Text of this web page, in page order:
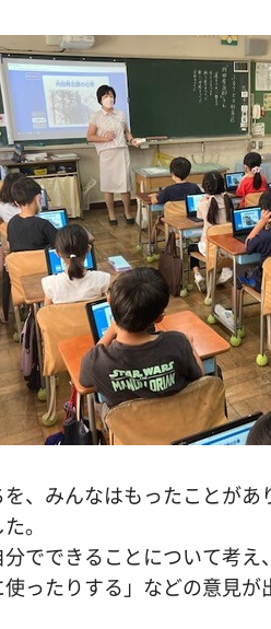
、みんなはもったことが
。
でできることについて考
ったりする」などの意見が